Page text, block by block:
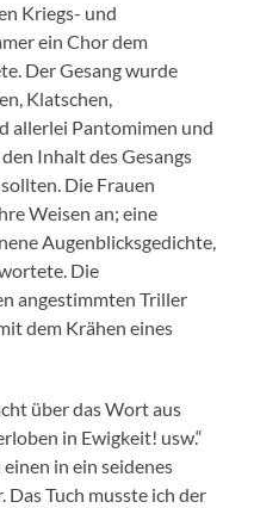
Kriegs- und
ein Chor dem
Der Gesang wurde
Klatschen,
allerlei Pantomimen und
Inhalt des Gesangs
Die Frauen
Weisen an; eine
Augenblicksgedichte,
Die
angestimmten Triller
dem Krähen eines
über das Wort aus
in Ewigkeit! usw.“
in ein seidenes
Tuch musste ich der